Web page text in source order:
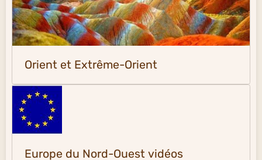
Orient et Extrême-Orient
Europe du Nord-Ouest vidéos